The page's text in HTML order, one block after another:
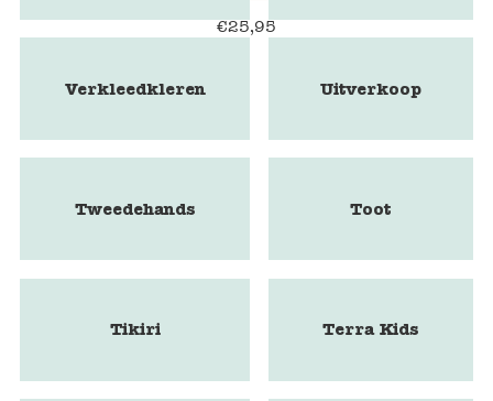
€25,95
Verkleedkleren Uitverkoop
Tweedehands Toot
Tikiri Terra Kids